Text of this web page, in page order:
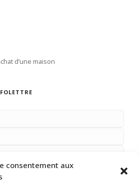
consentement aux
d’une maison